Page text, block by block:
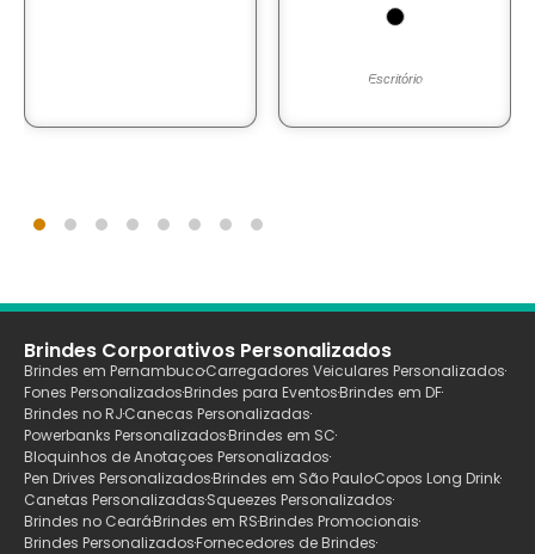
Escritório
Brindes Corporativos Personalizados
Brindes em PernambucoCarregadores Veiculares Personalizados
Fones PersonalizadosBrindes para EventosBrindes em DF
Brindes no RJCanecas Personalizadas
Powerbanks PersonalizadosBrindes em SC
Bloquinhos de Anotaçoes Personalizados
Pen Drives PersonalizadosBrindes em São PauloCopos Long Drink
Canetas PersonalizadasSqueezes Personalizados
Brindes no CearáBrindes em RSBrindes Promocionais
Brindes PersonalizadosFornecedores de Brindes